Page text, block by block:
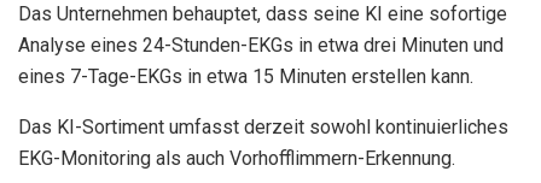
Das Unternehmen behauptet, dass seine KI eine sofortige
Analyse eines 24-Stunden-EKGs in etwa drei Minuten und
eines 7-Tage-EKGs in etwa 15 Minuten erstellen kann.
Das KI-Sortiment umfasst derzeit sowohl kontinuierliches
EKG-Monitoring als auch Vorhofflimmern-Erkennung.